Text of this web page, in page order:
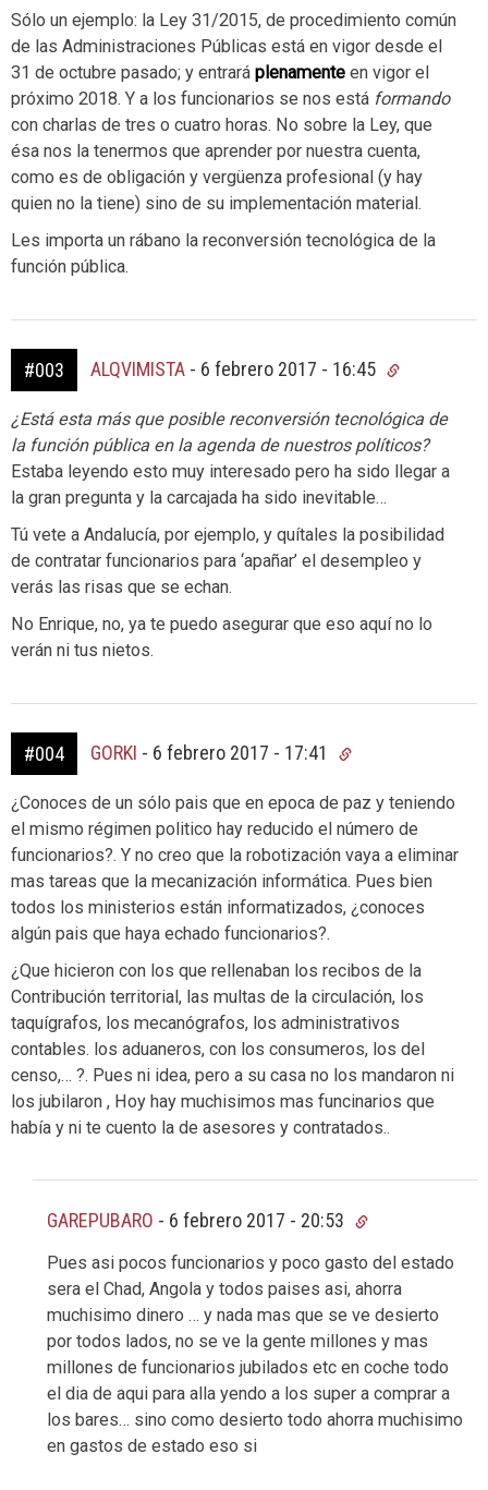
Sólo un ejemplo: la Ley 31/2015, de procedimiento común
de las Administraciones Públicas está en vigor desde el
31 de octubre pasado; y entrará plenamente en vigor el
próximo 2018. Y a los funcionarios se nos está formando
con charlas de tres o cuatro horas. No sobre la Ley, que
ésa nos la tenermos que aprender por nuestra cuenta,
como es de obligación y vergüenza profesional (y hay
quien no la tiene) sino de su implementación material.
Les importa un rábano la reconversión tecnológica de la
función pública.
#003 ALQVIMISTA - 6 febrero 2017 - 16:45
¿Está esta más que posible reconversión tecnológica de
la función pública en la agenda de nuestros políticos?
Estaba leyendo esto muy interesado pero ha sido llegar a
la gran pregunta y la carcajada ha sido inevitable…
Tú vete a Andalucía, por ejemplo, y quítales la posibilidad
de contratar funcionarios para ‘apañar’ el desempleo y
verás las risas que se echan.
No Enrique, no, ya te puedo asegurar que eso aquí no lo
verán ni tus nietos.
#004 GORKI - 6 febrero 2017 - 17:41
¿Conoces de un sólo pais que en epoca de paz y teniendo
el mismo régimen politico hay reducido el número de
funcionarios?. Y no creo que la robotización vaya a eliminar
mas tareas que la mecanización informática. Pues bien
todos los ministerios están informatizados, ¿conoces
algún pais que haya echado funcionarios?.
¿Que hicieron con los que rellenaban los recibos de la
Contribución territorial, las multas de la circulación, los
taquígrafos, los mecanógrafos, los administrativos
contables. los aduaneros, con los consumeros, los del
censo,… ?. Pues ni idea, pero a su casa no los mandaron ni
los jubilaron , Hoy hay muchisimos mas funcinarios que
había y ni te cuento la de asesores y contratados..
GAREPUBARO - 6 febrero 2017 - 20:53
Pues asi pocos funcionarios y poco gasto del estado
sera el Chad, Angola y todos paises asi, ahorra
muchisimo dinero … y nada mas que se ve desierto
por todos lados, no se ve la gente millones y mas
millones de funcionarios jubilados etc en coche todo
el dia de aqui para alla yendo a los super a comprar a
los bares… sino como desierto todo ahorra muchisimo
en gastos de estado eso si